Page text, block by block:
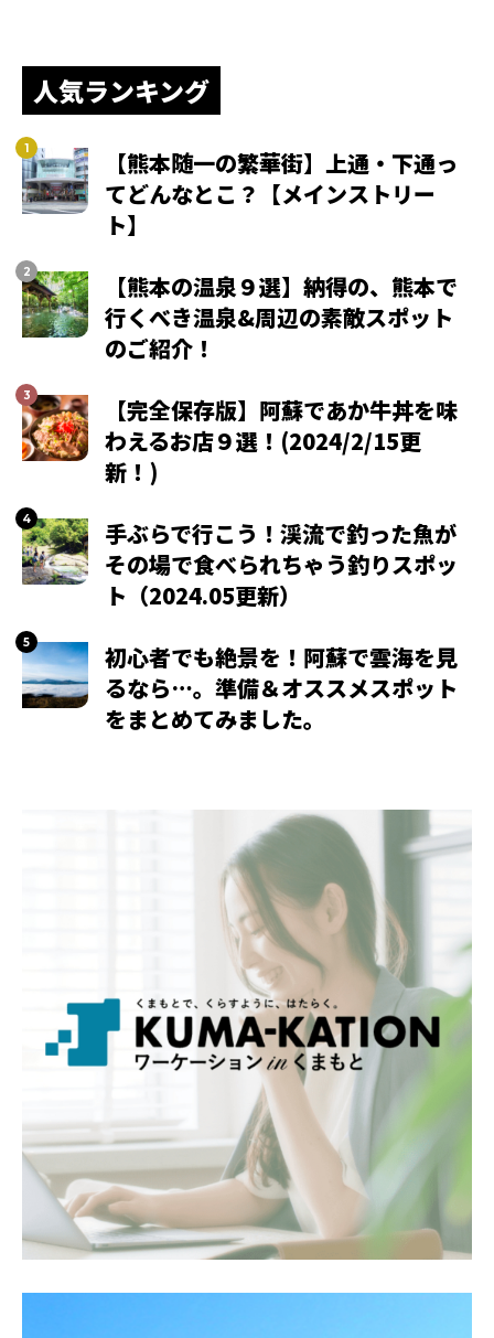
人気ランキング
【熊本随一の繁華街】上通・下通っ
てどんなとこ？【メインストリー
ト】
【熊本の温泉９選】納得の、熊本で
行くべき温泉&周辺の素敵スポット
のご紹介！
【完全保存版】阿蘇であか牛丼を味
わえるお店９選！(2024/2/15更
新！)
手ぶらで行こう！渓流で釣った魚が
その場で食べられちゃう釣りスポッ
ト（2024.05更新）
初心者でも絶景を！阿蘇で雲海を見
るなら…。準備＆オススメスポット
をまとめてみました。